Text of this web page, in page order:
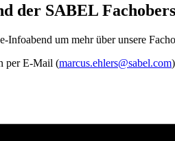
der SABEL
Infoabend um mehr über unsere
per E-Mail (marcus.ehlers@sabel.com